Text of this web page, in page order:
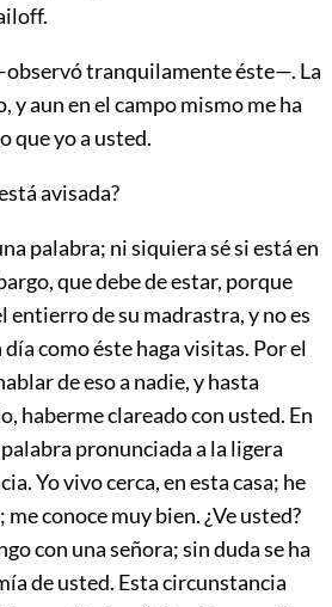
tranquilamente éste—. La
y aun en el campo mismo me ha
que yo a usted.
avisada?
palabra; ni siquiera sé si está en
que debe de estar, porque
entierro de su madrastra, y no es
como éste haga visitas. Por el
de eso a nadie, y hasta
haberme clareado con usted. En
pronunciada a la ligera
Yo vivo cerca, en esta casa; he
conoce muy bien. ¿Ve usted?
con una señora; sin duda se ha
de usted. Esta circunstancia